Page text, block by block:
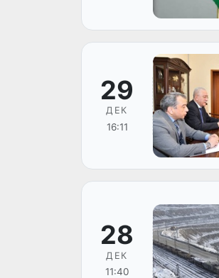
29
ДЕК
16:11
28
ДЕК
11:40